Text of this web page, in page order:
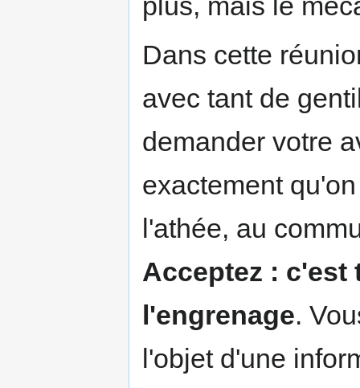
Dans cette
avec tant de
demander votre
exactement
l'athée, au
Acceptez : c'est
l'engrenage.
l'objet d'une